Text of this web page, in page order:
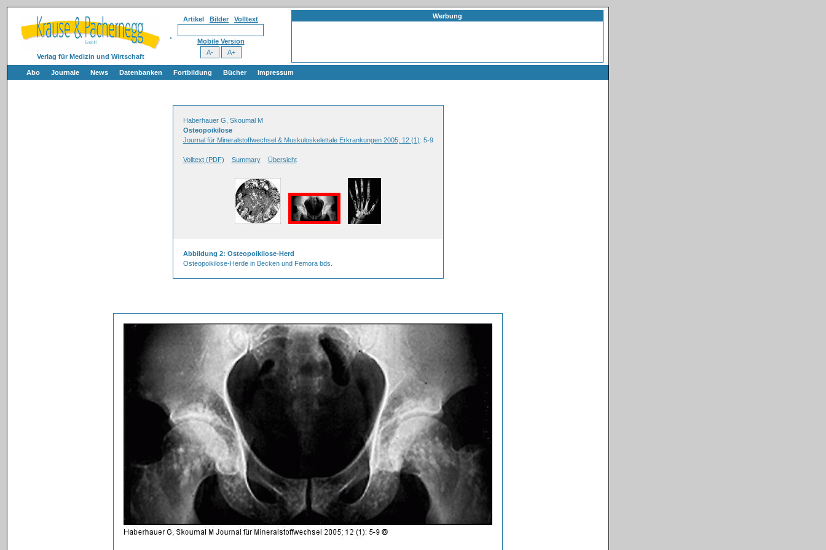
Verlag für Medizin und Wirtschaft
Artikel Bilder Volltext
Mobile Version
Werbung
Abo Journale News Datenbanken Fortbildung Bücher Impressum
Haberhauer G, Skoumal M
Osteopoikilose
Journal für Mineralstoffwechsel & Muskuloskelettale Erkrankungen 2005; 12 (1): 5-9
Volltext (PDF) Summary Übersicht
Abbildung 2: Osteopoikilose-Herd
Osteopoikilose-Herde in Becken und Femora bds.